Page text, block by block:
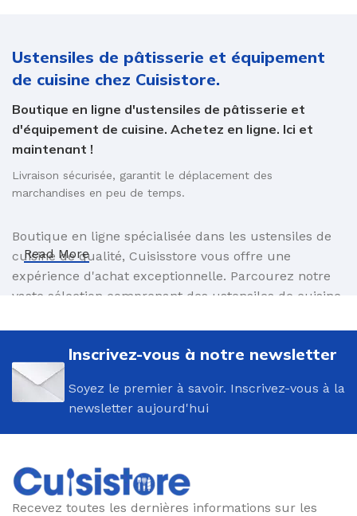
Ustensiles de pâtisserie et équipement
de cuisine chez Cuisistore.
Boutique en ligne d'ustensiles de pâtisserie et
d'équipement de cuisine. Achetez en ligne. Ici et
maintenant !
Livraison sécurisée, garantit le déplacement des
marchandises en peu de temps.
Boutique en ligne spécialisée dans les ustensiles de
cuisine de qualité, Cuisisstore vous offre une
expérience d'achat exceptionnelle. Parcourez notre
vaste sélection comprenant des ustensiles de cuisine
toute simplicité et profitez d'une livraison sûre,
assurant le transport rapide de vos produits
directement à votre porte. Avec Cuisisstore,
découvrez le plaisir de cuisiner avec des outils
fiables et haut de gamme, le tout à portée de clic.
Read More
Inscrivez-vous à notre newsletter
Soyez le premier à savoir. Inscrivez-vous à la
newsletter aujourd'hui
Recevez toutes les dernières informations sur les